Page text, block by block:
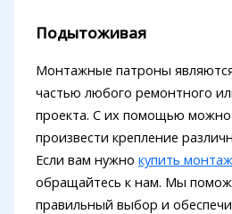
Подытоживая
Монтажные патроны
частью любого ремонтного
проекта. С их помощью можно
произвести крепление
Если вам нужно купить
обращайтесь к нам. Мы
правильный выбор и